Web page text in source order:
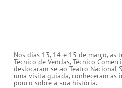
Nos dias 13, 14 e 15 de março, as
Técnico de Vendas, Técnico
deslocaram-se ao Teatro Nacional
uma visita guiada, conheceram as
pouco sobre a sua história.